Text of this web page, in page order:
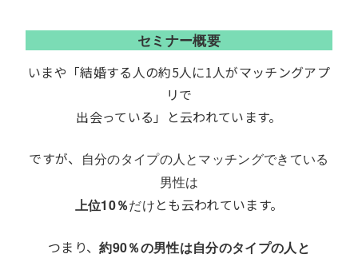
セミナー概要
いまや「結婚する人の約5人に1人がマッチングアプ
リで
出会っている」と云われています。
ですが、 自分のタイプの人とマッチングできている
男性は
上位10％だけとも云われています。
つまり、約90％の男性は自分のタイプの人と